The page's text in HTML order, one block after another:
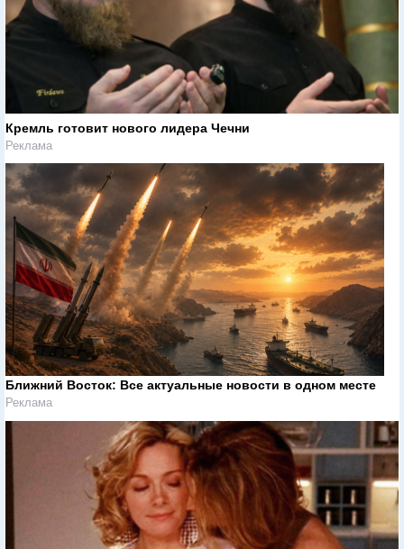
Кремль готовит нового лидера Чечни
Реклама
Ближний Восток: Все актуальные новости в одном месте
Реклама